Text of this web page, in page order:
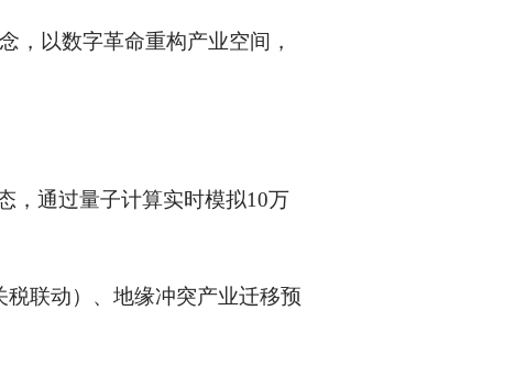
，以数字革命重构产业空间，
，通过量子计算实时模拟10万
联动）、地缘冲突产业迁移预